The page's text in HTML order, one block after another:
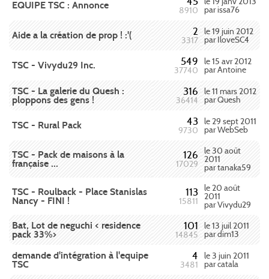
EQUIPE TSC : Annonce 8910 par issa76
Aide a la création de prop ! :'( 2
3317
le 19 juin 2012
par IloveSC4
TSC - Vivydu29 Inc. 549
37740
le 15 avr 2012
par Antoine
TSC - La galerie du Quesh :
ploppons des gens !
316
36414
le 11 mars 2012
par Quesh
TSC - Rural Pack 43
9730
le 29 sept 2011
par WebSeb
TSC - Pack de maisons à la
française ...
126
17029
le 30 août
2011
par tanaka59
TSC - Roulback - Place Stanislas
Nancy - FINI !
113
15811
le 20 août
2011
par Vivydu29
Bat, Lot de neguchi < residence
pack 33%>
101
14845
le 13 juil 2011
par dim13
demande d'intégration à l'equipe
TSC
4
3481
le 3 juin 2011
par catala